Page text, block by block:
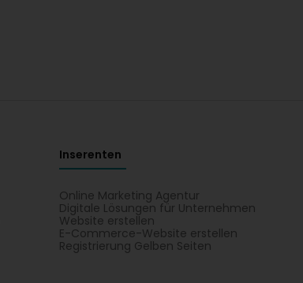
Inserenten
Online Marketing Agentur
Digitale Lösungen für Unternehmen
Website erstellen
E-Commerce-Website erstellen
Registrierung Gelben Seiten